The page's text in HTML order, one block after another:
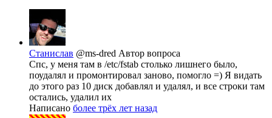
Станислав @ms-dred Автор вопроса
Спс, у меня там в /etc/fstab столько лишнего было,
поудалял и промонтировал заново, помогло =) Я видать
до этого раз 10 диск добавлял и удалял, и все строки там
остались, удалил их
Написано более трёх лет назад